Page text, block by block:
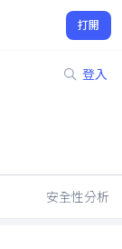
打開
登入
安全性分析